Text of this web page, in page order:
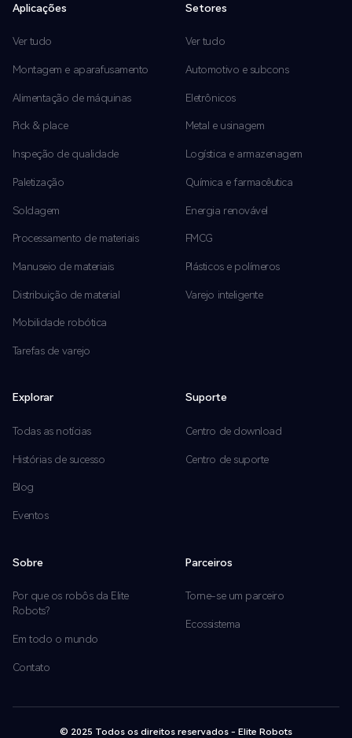
Aplicações
Ver tudo
Montagem e aparafusamento
Alimentação de máquinas
Pick & place
Inspeção de qualidade
Paletização
Soldagem
Processamento de materiais
Manuseio de materiais
Distribuição de material
Mobilidade robótica
Tarefas de varejo
Setores
Ver tudo
Automotivo e subcons
Eletrônicos
Metal e usinagem
Logística e armazenagem
Química e farmacêutica
Energia renovável
FMCG
Plásticos e polímeros
Varejo inteligente
Explorar
Todas as notícias
Histórias de sucesso
Blog
Eventos
Suporte
Centro de download
Centro de suporte
Sobre
Por que os robôs da Elite
Robots?
Em todo o mundo
Contato
Parceiros
Torne-se um parceiro
Ecossistema
© 2025 Todos os direitos reservados - Elite Robots